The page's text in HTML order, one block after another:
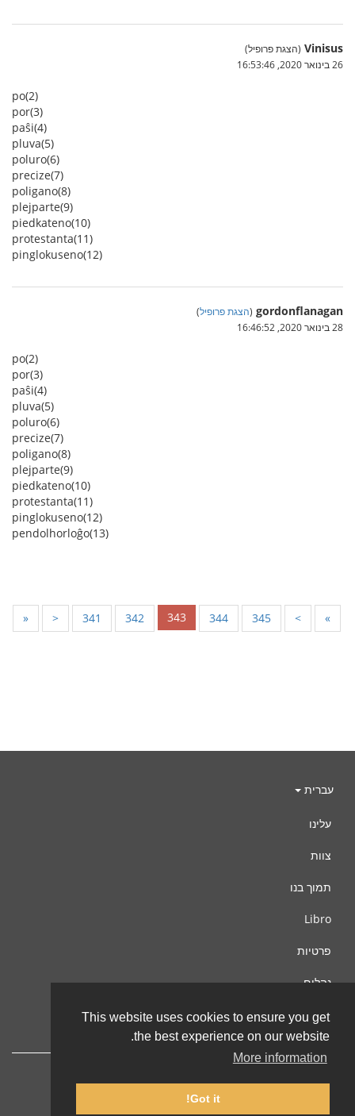
This website uses cookies to ensure you get
the best experience on our website.
More information
Got it!
Vinisus (הצגת פרופיל)
26 בינואר 2020, 16:53:46
po(2)
por(3)
paŝi(4)
pluva(5)
poluro(6)
precize(7)
poligano(8)
plejparte(9)
piedkateno(10)
protestanta(11)
pinglokuseno(12)
gordonflanagan
(הצגת פרופיל)
28 בינואר 2020, 16:46:52
po(2)
por(3)
paŝi(4)
pluva(5)
poluro(6)
precize(7)
poligano(8)
plejparte(9)
piedkateno(10)
protestanta(11)
pinglokuseno(12)
pendolhorloĝo(13)
« < 341 342 343 344 345 > »
עברית
עלינו
צוות
תמוך בנו
Libro
פרטיות
נהלים
צור קשר